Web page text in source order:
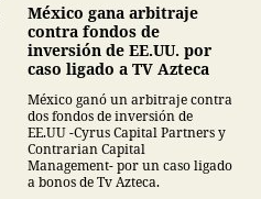
México gana arbitraje
contra fondos de
inversión de EE.UU. por
caso ligado a TV Azteca
México ganó un arbitraje contra
dos fondos de inversión de
EE.UU -Cyrus Capital Partners y
Contrarian Capital
Management- por un caso ligado
a bonos de Tv Azteca.